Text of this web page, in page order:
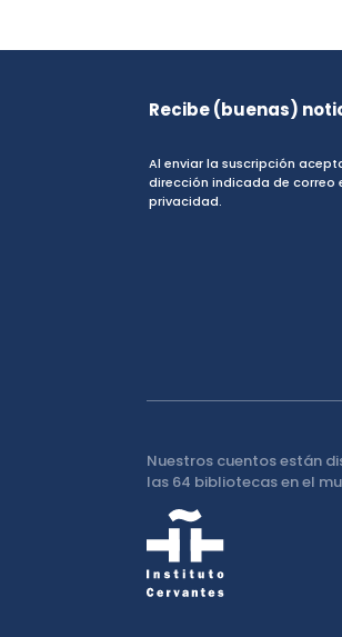
Recibe (buenas)
Al enviar la suscripción
dirección indicada de correo
privacidad.
Nuestros cuentos están
las 64 bibliotecas en el